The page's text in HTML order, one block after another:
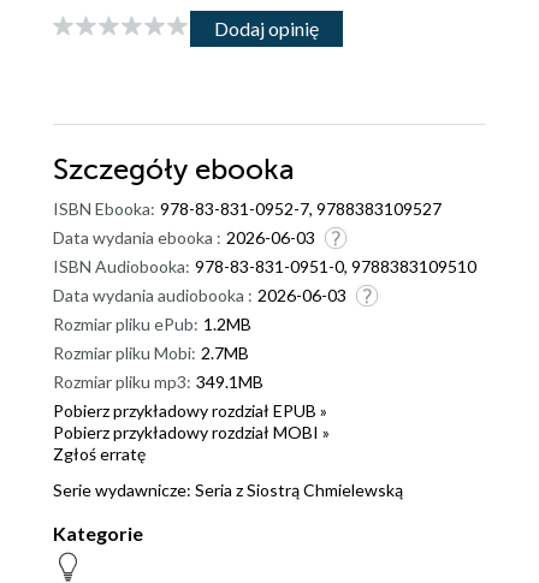
Dodaj opinię
Szczegóły ebooka
ISBN Ebooka: 978-83-831-0952-7, 9788383109527
Data wydania ebooka : 2026-06-03
ISBN Audiobooka: 978-83-831-0951-0, 9788383109510
Data wydania audiobooka : 2026-06-03
Rozmiar pliku ePub: 1.2MB
Rozmiar pliku Mobi: 2.7MB
Rozmiar pliku mp3: 349.1MB
Pobierz przykładowy rozdział EPUB »
Pobierz przykładowy rozdział MOBI »
Zgłoś erratę
Serie wydawnicze: Seria z Siostrą Chmielewską
Kategorie